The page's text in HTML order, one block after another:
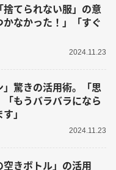
てられない服」の意
なかった！」「すぐ
2024.11.23
」驚きの活用術。「思
もうバラバラになら
」
2024.11.23
空きボトル」の活用